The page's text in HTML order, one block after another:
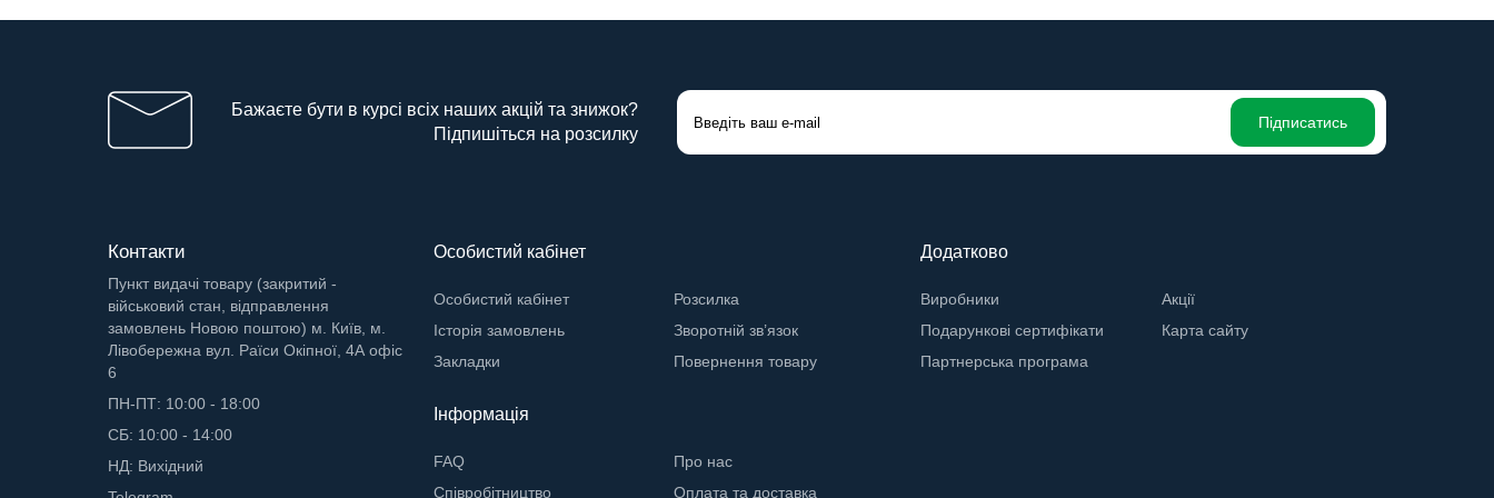
Бажаєте бути в курсі всіх наших акцій та знижок?
Підпишіться на розсилку
Підписатись
Контакти
Пункт видачі товару (закритий -
військовий стан, відправлення
замовлень Новою поштою) м. Київ, м.
Лівобережна вул. Раїси Окіпної, 4А офіс
6
ПН-ПТ: 10:00 - 18:00
СБ: 10:00 - 14:00
НД: Вихідний
Особистий кабінет
Особистий кабінет
Історія замовлень
Закладки
Розсилка
Зворотній зв’язок
Повернення товару
Додатково
Виробники
Подарункові сертифікати
Партнерська програма
Акції
Карта сайту
Інформація
FAQ
Cпівробітництво
Про нас
Оплата та доставка